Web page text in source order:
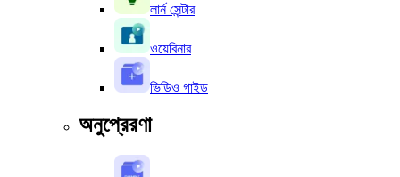
লার্ন সেন্টার
ওয়েবিনার
ভিডিও গাইড
অনুপ্রেরণা